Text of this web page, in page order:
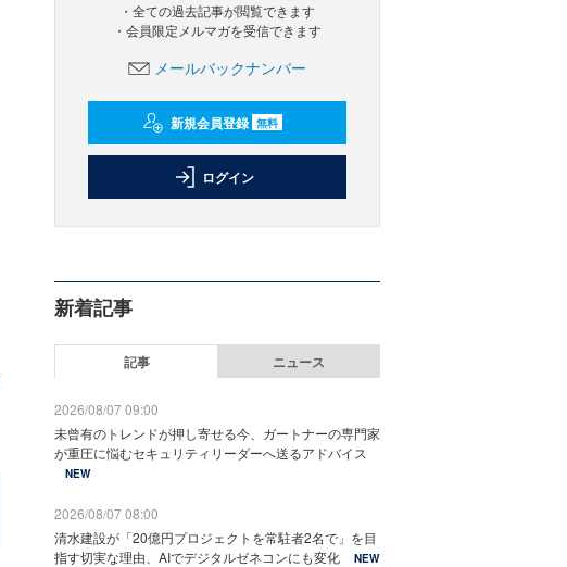
・全ての過去記事が閲覧できます
・会員限定メルマガを受信できます
メールバックナンバー
新規会員登録 無料
ログイン
新着記事
記事 ニュース
2026/08/07 09:00
未曾有のトレンドが押し寄せる今、ガートナーの専門家
が重圧に悩むセキュリティリーダーへ送るアドバイス
NEW
2026/08/07 08:00
清水建設が「20億円プロジェクトを常駐者2名で」を目
指す切実な理由、AIでデジタルゼネコンにも変化
NEW